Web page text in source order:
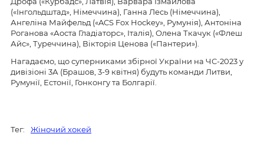
(«Інгольдштад», Німеччина), Ганна Лесь (Німеччина),
Ангеліна Майфельд («ACS Fox Hockey», Румунія), Антоніна
Роганова «Аоста Гладіаторс», Італія), Олена Ткачук («Флеш
Айс», Туреччина), Вікторія Ценова («Пантери»).
Нагадаємо, що суперниками збірної України на ЧС-2023 у
дивізіоні 3А (Брашов, 3-9 квітня) будуть команди Литви,
Румунії, Естонії, Гонконгу та Болгарії.
Тег: Жіночий хокей